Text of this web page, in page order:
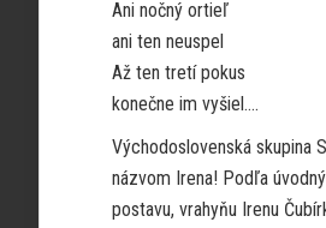
Ani nočný ortieľ
ani ten neuspel
Až ten tretí pokus
konečne im vyšiel….
Východoslovenská skupina
názvom Irena! Podľa
postavu, vrahyňu Irenu